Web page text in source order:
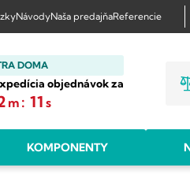
NávodyNaša predajňaReferencie
DOMA
objednávok za
m : 10s
KOMPONENTY